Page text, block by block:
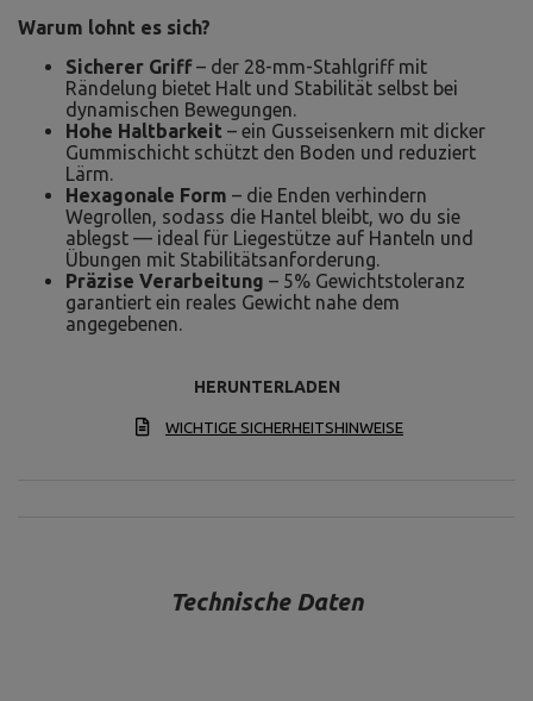
Warum lohnt es sich?
Sicherer Griff– der 28-mm-Stahlgriff mit
Rändelung bietet Halt und Stabilität selbst bei
dynamischen Bewegungen.
Hohe Haltbarkeit – ein Gusseisenkern mit dicker
Gummischicht schützt den Boden und reduziert
Lärm.
Hexagonale Form – die Enden verhindern
Wegrollen, sodass die Hantel bleibt, wo du sie
ablegst — ideal für Liegestütze auf Hanteln und
Übungen mit Stabilitätsanforderung.
Präzise Verarbeitung – 5% Gewichtstoleranz
garantiert ein reales Gewicht nahe dem
angegebenen.
HERUNTERLADEN
WICHTIGE SICHERHEITSHINWEISE
Technische Daten